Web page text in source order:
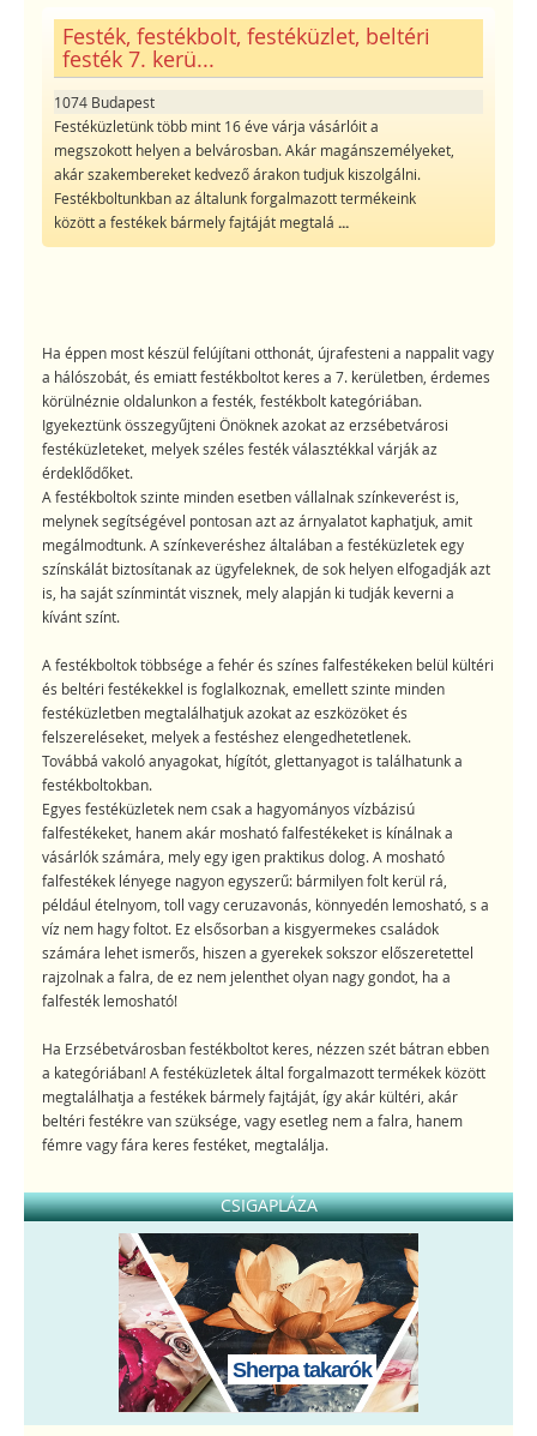
Festék, festékbolt, festéküzlet, beltéri
festék 7. kerü...
1074 Budapest
Festéküzletünk több mint 16 éve várja vásárlóit a
megszokott helyen a belvárosban. Akár magánszemélyeket,
akár szakembereket kedvező árakon tudjuk kiszolgálni.
Festékboltunkban az általunk forgalmazott termékeink
között a festékek bármely fajtáját megtalá ...
Ha éppen most készül felújítani otthonát, újrafesteni a nappalit vagy
a hálószobát, és emiatt festékboltot keres a 7. kerületben, érdemes
körülnéznie oldalunkon a festék, festékbolt kategóriában.
Igyekeztünk összegyűjteni Önöknek azokat az erzsébetvárosi
festéküzleteket, melyek széles festék választékkal várják az
érdeklődőket.
A festékboltok szinte minden esetben vállalnak színkeverést is,
melynek segítségével pontosan azt az árnyalatot kaphatjuk, amit
megálmodtunk. A színkeveréshez általában a festéküzletek egy
színskálát biztosítanak az ügyfeleknek, de sok helyen elfogadják azt
is, ha saját színmintát visznek, mely alapján ki tudják keverni a
kívánt színt.
A festékboltok többsége a fehér és színes falfestékeken belül kültéri
és beltéri festékekkel is foglalkoznak, emellett szinte minden
festéküzletben megtalálhatjuk azokat az eszközöket és
felszereléseket, melyek a festéshez elengedhetetlenek.
Továbbá vakoló anyagokat, hígítót, glettanyagot is találhatunk a
festékboltokban.
Egyes festéküzletek nem csak a hagyományos vízbázisú
falfestékeket, hanem akár mosható falfestékeket is kínálnak a
vásárlók számára, mely egy igen praktikus dolog. A mosható
falfestékek lényege nagyon egyszerű: bármilyen folt kerül rá,
például ételnyom, toll vagy ceruzavonás, könnyedén lemosható, s a
víz nem hagy foltot. Ez elsősorban a kisgyermekes családok
számára lehet ismerős, hiszen a gyerekek sokszor előszeretettel
rajzolnak a falra, de ez nem jelenthet olyan nagy gondot, ha a
falfesték lemosható!
Ha Erzsébetvárosban festékboltot keres, nézzen szét bátran ebben
a kategóriában! A festéküzletek által forgalmazott termékek között
megtalálhatja a festékek bármely fajtáját, így akár kültéri, akár
beltéri festékre van szüksége, vagy esetleg nem a falra, hanem
fémre vagy fára keres festéket, megtalálja.
CSIGAPLÁZA
Sherpa takarók